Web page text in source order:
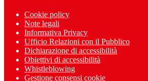
Cookie policy
Note legali
Informativa Privacy
Ufficio Relazioni con il Pubblico
Dichiarazione di accessibilità
Obiettivi di accessibilità
Whistleblowing
Gestione consensi cookie